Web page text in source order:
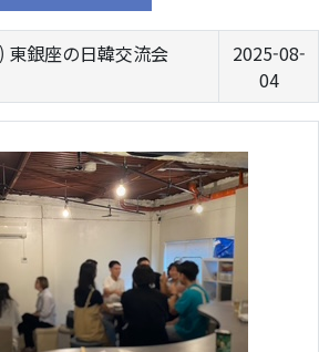
東銀座の日韓交流会
2025-08-
04